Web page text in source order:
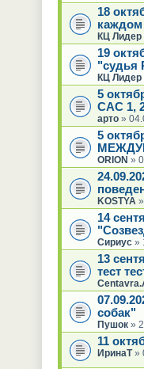
18
каждом
КЦ Лидер
19
"судья
КЦ Лидер
5
САС 1,
арто»
5
ORION »
KOSTYA
14
Сириус»
13
тест
собак"
Пушок»
11
ИринаТ»